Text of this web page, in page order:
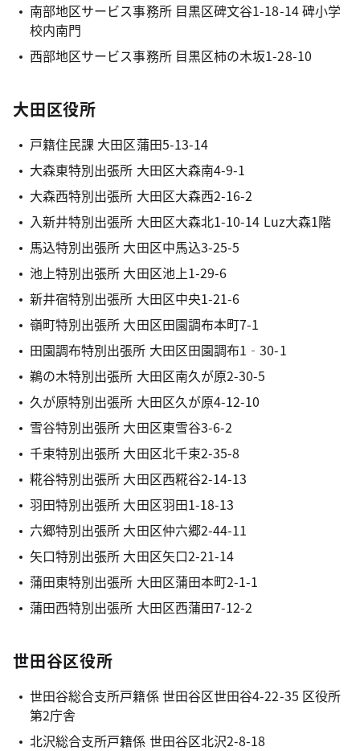
南部地区サービス事務所 目黒区碑文谷1-18-14 碑小学
校内南門
西部地区サービス事務所 目黒区柿の木坂1-28-10
大田区役所
戸籍住民課 大田区蒲田5-13-14
大森東特別出張所 大田区大森南4-9-1
大森西特別出張所 大田区大森西2-16-2
入新井特別出張所 大田区大森北1-10-14 Luz大森1階
馬込特別出張所 大田区中馬込3-25-5
池上特別出張所 大田区池上1-29-6
新井宿特別出張所 大田区中央1-21-6
嶺町特別出張所 大田区田園調布本町7-1
田園調布特別出張所 大田区田園調布1‐30-1
鵜の木特別出張所 大田区南久が原2-30-5
久が原特別出張所 大田区久が原4-12-10
雪谷特別出張所 大田区東雪谷3-6-2
千束特別出張所 大田区北千束2-35-8
糀谷特別出張所 大田区西糀谷2-14-13
羽田特別出張所 大田区羽田1-18-13
六郷特別出張所 大田区仲六郷2-44-11
矢口特別出張所 大田区矢口2-21-14
蒲田東特別出張所 大田区蒲田本町2-1-1
蒲田西特別出張所 大田区西蒲田7-12-2
世田谷区役所
世田谷総合支所戸籍係 世田谷区世田谷4-22-35 区役所
第2庁舎
北沢総合支所戸籍係 世田谷区北沢2-8-18